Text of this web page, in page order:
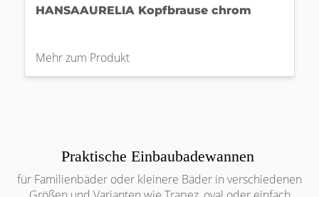
HANSAAURELIA Kopfbrause chrom
Mehr zum Produkt
Praktische Einbaubadewannen
für Familienbäder oder kleinere Bäder in verschiedenen